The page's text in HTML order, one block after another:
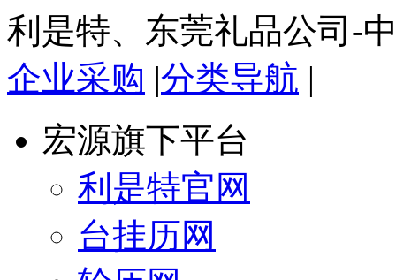
利是特、东莞礼品公司-
企业采购 |分类导航 |
宏源旗下平台
利是特官网
台挂历网